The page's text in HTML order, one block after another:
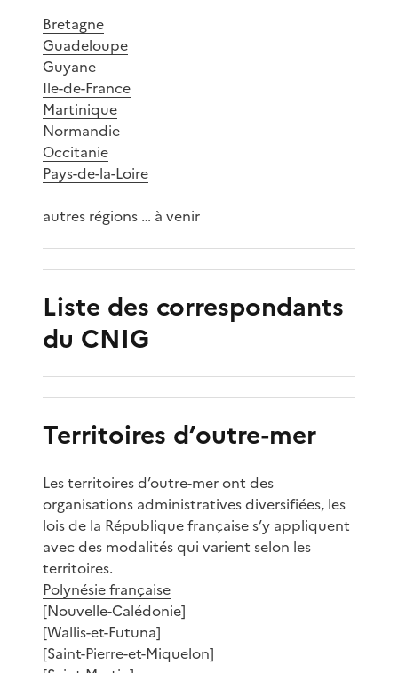
Bretagne
Guadeloupe
Guyane
Ile-de-France
Martinique
Normandie
Occitanie
Pays-de-la-Loire
autres régions … à venir
Liste des correspondants
du CNIG
Territoires d’outre-mer
Les territoires d’outre-mer ont des
organisations administratives diversifiées, les
lois de la République française s’y appliquent
avec des modalités qui varient selon les
territoires.
Polynésie française
[Nouvelle-Calédonie]
[Wallis-et-Futuna]
[Saint-Pierre-et-Miquelon]